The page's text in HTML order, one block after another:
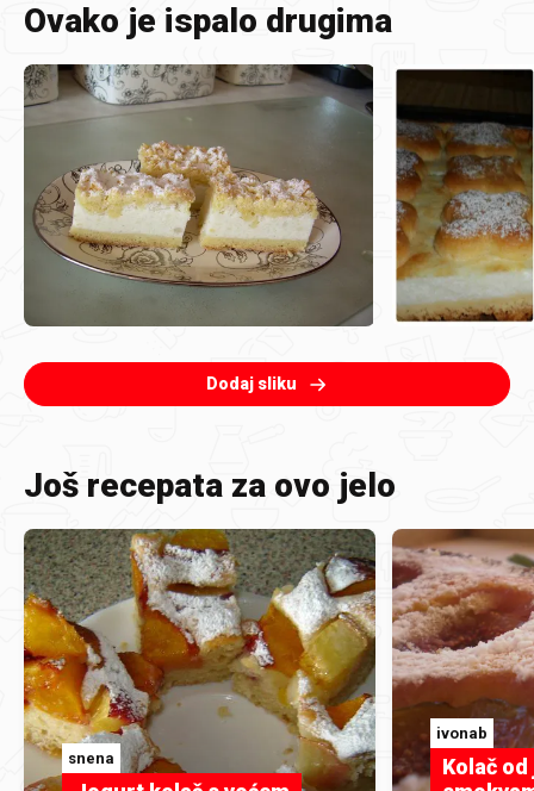
Ovako je ispalo drugima
Dodaj sliku
Još recepata za ovo jelo
snena
ivonab
Kolač